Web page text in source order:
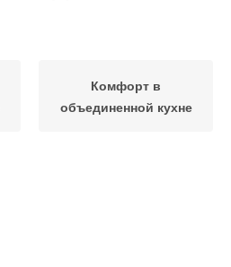
Комфорт в
объединенной кухне